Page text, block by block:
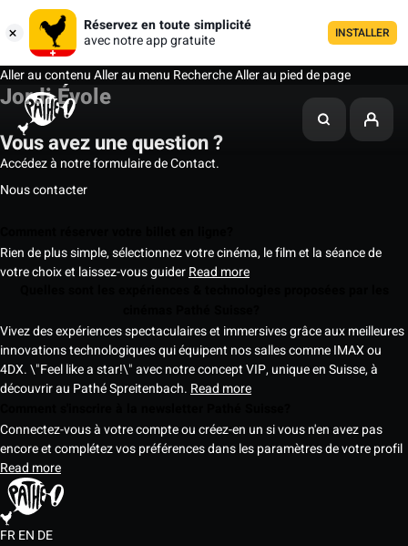
Réservez en toute simplicité
avec notre app gratuite
INSTALLER
Aller au contenuAller au menu RechercheAller au pied de page
Jordi Évole
Vous avez une question ?
Accédez à notre formulaire de Contact.
Nous contacter
Rien de plus simple, sélectionnez votre cinéma, le film et la séance de
votre choix et laissez-vous guiderRead more
Vivez des expériences spectaculaires et immersives grâce aux meilleures
innovations technologiques qui équipent nos salles comme IMAX ou
4DX. \"Feel like a star!\" avec notre concept VIP, unique en Suisse, à
découvrir au Pathé Spreitenbach. Read more
Connectez-vous à votre compte ou créez-en un si vous n'en avez pas
encore et complétez vos préférences dans les paramètres de votre profil
Read more
FREN DE